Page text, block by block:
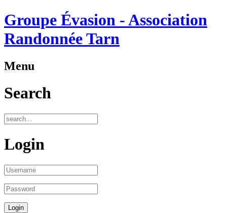
Groupe Évasion - Association
Randonnée Tarn
Menu
Search
Login